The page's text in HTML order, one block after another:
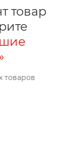
товар
товаров